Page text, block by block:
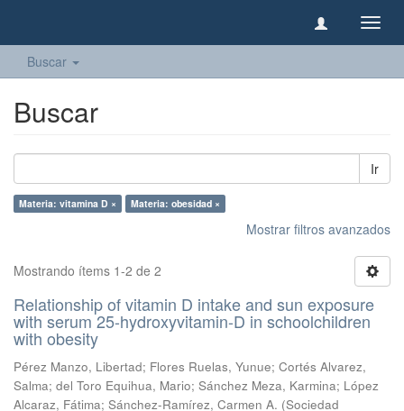
Buscar
Buscar
Ir
Materia: vitamina D × Materia: obesidad ×
Mostrar filtros avanzados
Mostrando ítems 1-2 de 2
Relationship of vitamin D intake and sun exposure
with serum 25-hydroxyvitamin-D in schoolchildren
with obesity
Pérez Manzo, Libertad; Flores Ruelas, Yunue; Cortés Alvarez,
Salma; del Toro Equihua, Mario; Sánchez Meza, Karmina; López
Alcaraz, Fátima; Sánchez-Ramírez, Carmen A. (Sociedad